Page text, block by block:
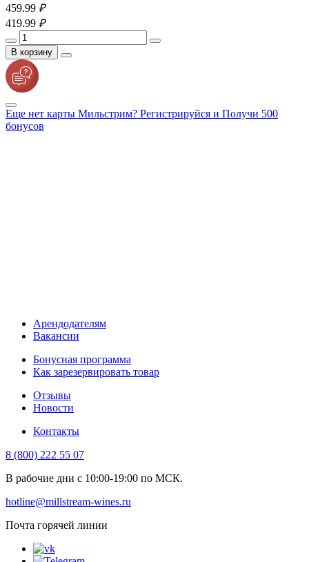
459.99 ₽
419.99 ₽
В корзину
Еще нет карты Мильстрим? Регистрируйся и Получи 500
бонусов
Арендодателям
Вакансии
Бонусная программа
Как зарезервировать товар
Отзывы
Новости
Контакты
8 (800) 222 55 07
В рабочие дни с 10:00-19:00 по МСК.
hotline@millstream-wines.ru
Почта горячей линии